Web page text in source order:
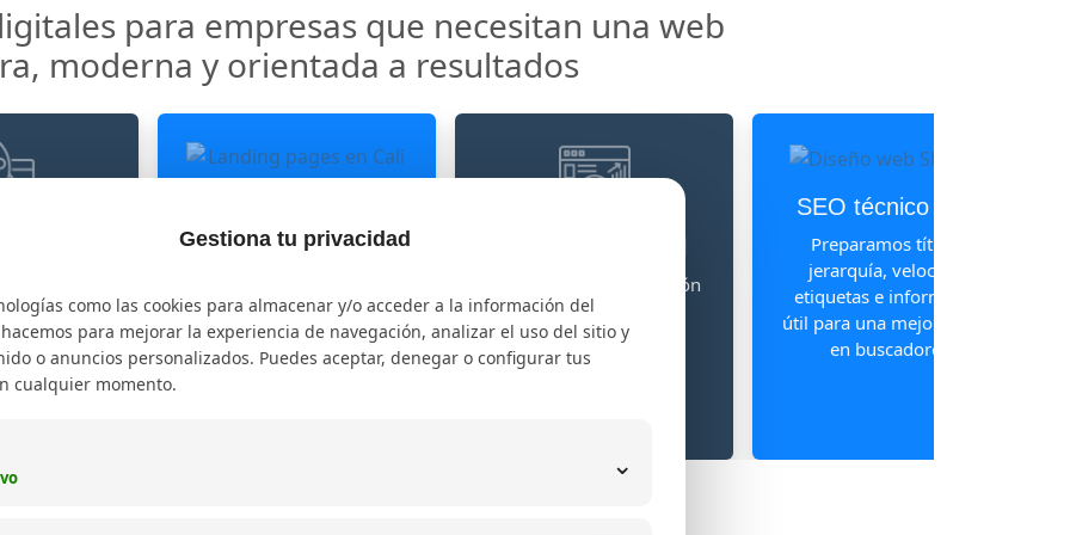
para empresas que necesitan una web
moderna y orientada a resultados
claras y
acción bien
Landing pages
aterrizaje enfocadas en
pauta, formularios,
reservas, ventas o
Adaptamos la navegación
a celulares, tablets y
computadores para
mejorar usabilidad y
SEO técnico base
Preparamos títulos,
jerarquía, velocidad,
etiquetas e información
útil para una mejor lectura
en buscadores.
Gestiona tu privacidad
como las cookies para almacenar y/o acceder a la información del
para mejorar la experiencia de navegación, analizar el uso del sitio y
o anuncios personalizados. Puedes aceptar, denegar o configurar tus
cualquier momento.
⌄